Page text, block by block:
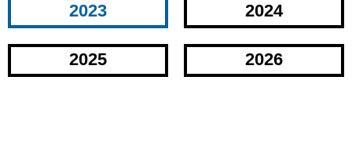
2023 2024
2025 2026